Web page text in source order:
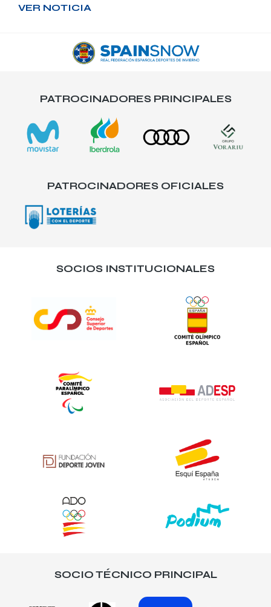
VER NOTICIA
PATROCINADORES PRINCIPALES
PATROCINADORES OFICIALES
SOCIOS INSTITUCIONALES
SOCIO TÉCNICO PRINCIPAL